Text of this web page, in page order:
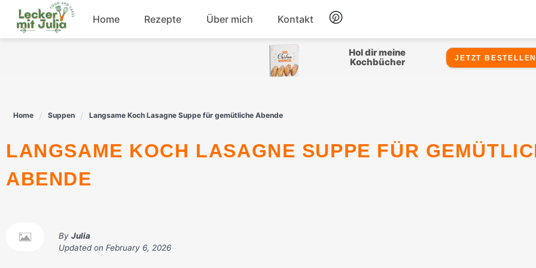
Skip
content
Home Rezepte
Hähnchen
Rindfleisch
Dessert Snacks
Über mich Kontakt
Hol dir meine
Kochbücher
JETZT
Home Suppen Langsame Koch Lasagne Suppe für gemütliche Abende
LANGSAME KOCH LASAGNE SUPPE FÜR GEMÜTLICHE
ABENDE
By Julia
Updated on February 6, 2026